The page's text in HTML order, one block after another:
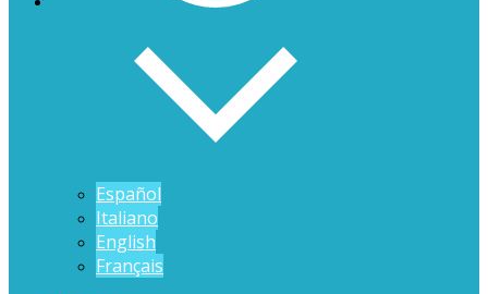
Español
Italiano
English
Français